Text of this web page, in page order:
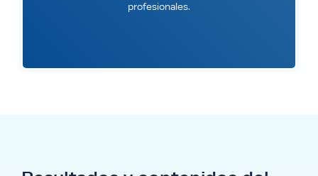
profesionales.